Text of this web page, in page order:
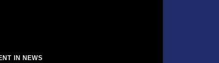
IN NEWS